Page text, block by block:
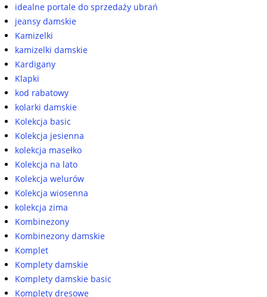
idealne portale do sprzedaży ubrań
jeansy damskie
Kamizelki
kamizelki damskie
Kardigany
Klapki
kod rabatowy
kolarki damskie
Kolekcja basic
Kolekcja jesienna
kolekcja masełko
Kolekcja na lato
Kolekcja welurów
Kolekcja wiosenna
kolekcja zima
Kombinezony
Kombinezony damskie
Komplet
Komplety damskie
Komplety damskie basic
Komplety dresowe